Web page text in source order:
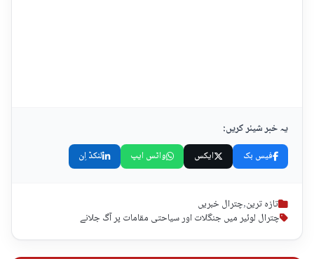
یہ خبر شیئر کریں:
فیس بک ایکس واٹس ایپ لنکڈ اِن
تازہ ترین,چترال خبریں
چترال لوئیر میں جنگلات اور سیاحتی مقامات پر آگ جلانے